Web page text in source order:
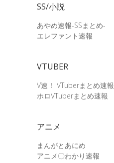
SS/小説
あやめ速報-SSまとめ-
エレファント速報
VTUBER
V速！ VTuberまとめ速報
ホロVTuberまとめ速報
アニメ
まんがとあにめ
アニメ〇わかり速報